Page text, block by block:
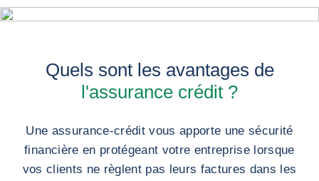
Quels sont les avantages de
l'assurance crédit ?
Une assurance-crédit vous apporte une sécurité
financière en protégeant votre entreprise lorsque
vos clients ne règlent pas leurs factures dans les